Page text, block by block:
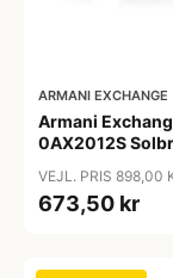
ARMANI EXCHANGE
Armani
0AX2012S
VEJL. PRIS 898,00
673,50 kr